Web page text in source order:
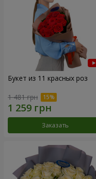
Букет из 11 красных роз
1 481 грн
Заказать